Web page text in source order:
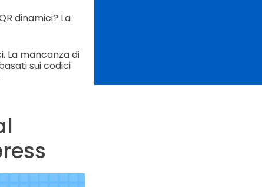
dinamici? La
La mancanza di
sui codici